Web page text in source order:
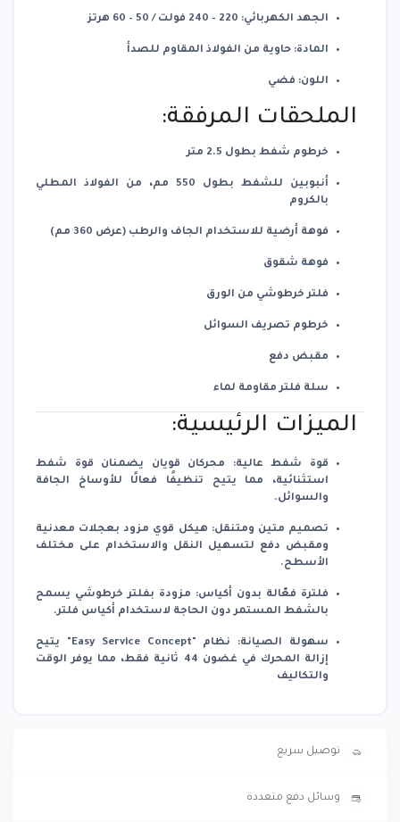
الجهد الكهربائي: 220 – 240 فولت / 50 – 60 هرتز
المادة: حاوية من الفولاذ المقاوم للصدأ
اللون: فضي
الملحقات المرفقة:
خرطوم شفط بطول 2.5 متر
أنبوبين للشفط بطول 550 مم، من الفولاذ المطلي
بالكروم
فوهة أرضية للاستخدام الجاف والرطب (عرض 360 مم)
فوهة شقوق
فلتر خرطوشي من الورق
خرطوم تصريف السوائل
مقبض دفع
سلة فلتر مقاومة لماء
الميزات الرئيسية:
قوة شفط عالية: محركان قويان يضمنان قوة شفط
استثنائية، مما يتيح تنظيفًا فعالًا للأوساخ الجافة
والسوائل.
تصميم متين ومتنقل: هيكل قوي مزود بعجلات معدنية
ومقبض دفع لتسهيل النقل والاستخدام على مختلف
الأسطح.
فلترة فعّالة بدون أكياس: مزودة بفلتر خرطوشي يسمح
بالشفط المستمر دون الحاجة لاستخدام أكياس فلتر.
سهولة الصيانة:
نظام "Easy Service Concept" يتيح
إزالة المحرك في غضون 44 ثانية فقط، مما يوفر الوقت
والتكاليف
توصيل سريع
وسائل دفع متعددة